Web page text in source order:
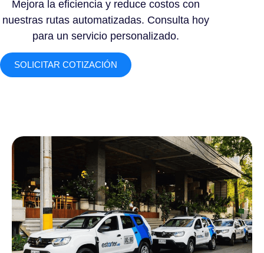
Mejora la eficiencia y reduce costos con
nuestras rutas automatizadas. Consulta hoy
para un servicio personalizado.
SOLICITAR COTIZACIÓN